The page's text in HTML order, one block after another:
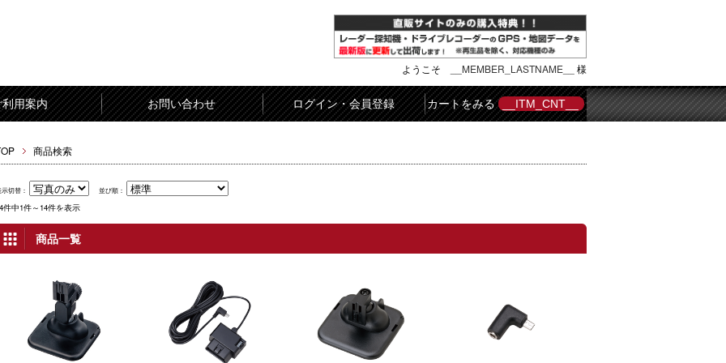
ようこそ __MEMBER_LASTNAME__ 様
利用案内 お問い合わせ ログイン・会員登録 カートをみる __ITM_CNT__
商品検索
切替： 並び順：
件中1件～14件を表示
商品一覧